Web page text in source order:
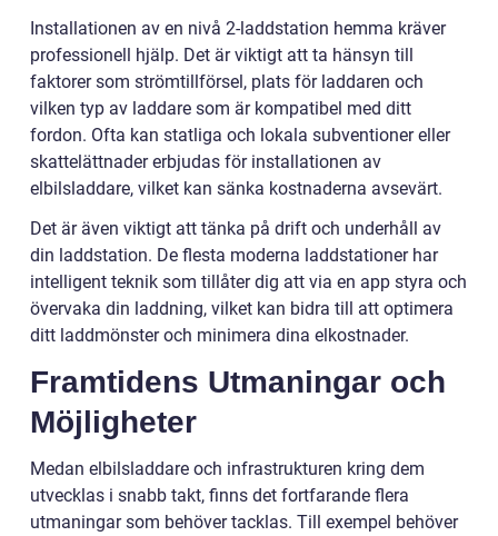
Installationen av en nivå 2-laddstation hemma kräver
professionell hjälp. Det är viktigt att ta hänsyn till
faktorer som strömtillförsel, plats för laddaren och
vilken typ av laddare som är kompatibel med ditt
fordon. Ofta kan statliga och lokala subventioner eller
skattelättnader erbjudas för installationen av
elbilsladdare, vilket kan sänka kostnaderna avsevärt.
Det är även viktigt att tänka på drift och underhåll av
din laddstation. De flesta moderna laddstationer har
intelligent teknik som tillåter dig att via en app styra och
övervaka din laddning, vilket kan bidra till att optimera
ditt laddmönster och minimera dina elkostnader.
Framtidens Utmaningar och
Möjligheter
Medan elbilsladdare och infrastrukturen kring dem
utvecklas i snabb takt, finns det fortfarande flera
utmaningar som behöver tacklas. Till exempel behöver